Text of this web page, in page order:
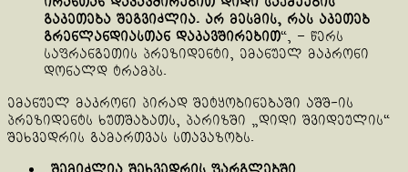
გაკეთება შეგვიძლია. არ მესმის, რას აკეთებ
გრენლანდიასთან დაკავშირებით“, – წერს
საფრანგეთის პრეზიდენტი, ემანუელ მაკრონი
დონალდ ტრამპს.
ემანუელ მაკრონი პირად შეტყობინებაში აშშ-ის
პრეზიდენტს ხუთშაბათს, პარიზში „დიდი შვიდეულის“
შეხვედრის გამართვას სთავაზობს.